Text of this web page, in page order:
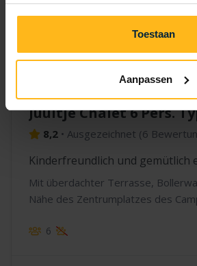
Toestaan
Aanpassen
Juultje Chalet 6 Pers.
8,2 • Ausgezeichnet (6
Kinderfreundlich und gemütlich
Mit überdachter Terrasse,
Nähe des Zentrumplatzes des
6